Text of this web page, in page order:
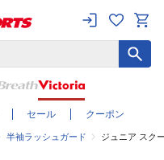
セール クーポン
半袖ラッシュガード ジュニア スク